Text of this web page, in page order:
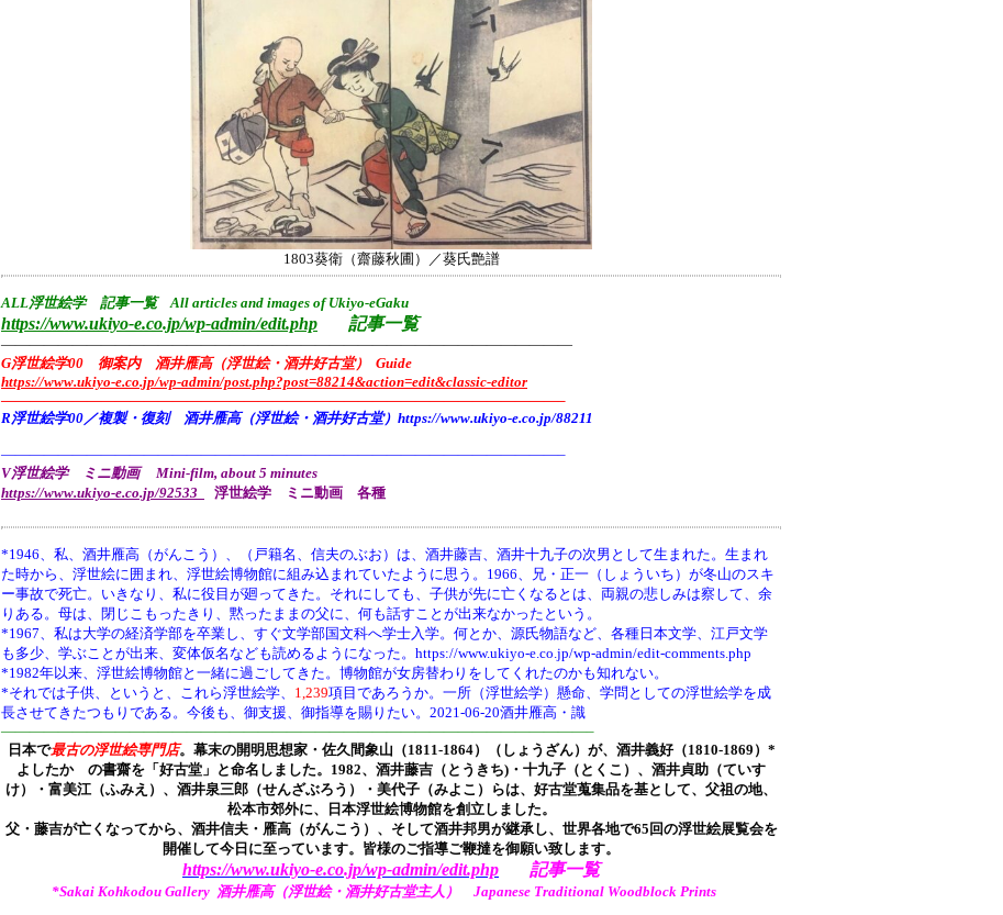
1803葵衛（齋藤秋圃）／葵氏艶譜
ALL浮世絵学 記事一覧 All articles and images of Ukiyo-eGaku
https://www.ukiyo-e.co.jp/wp-admin/edit.php 記事一覧
————————————————————————————————————————
G浮世絵学00 御案内 酒井雁高（浮世絵・酒井好古堂） Guide
https://www.ukiyo-e.co.jp/wp-admin/post.php?post=88214&action=edit&classic-editor
———————————————————————————————————————–
R浮世絵学00／複製・復刻 酒井雁高（浮世絵・酒井好古堂）https://www.ukiyo-e.co.jp/88211
———————————————————————————————————————–
V浮世絵学 ミニ動画 Mini-film, about 5 minutes
https://www.ukiyo-e.co.jp/92533
浮世絵学 ミニ動画 各種
*1946、 私、酒井雁高（がんこう）、（戸籍名、信夫のぶお）は、酒井藤吉、酒井十九子の次男として生まれた。生まれ
た時から、浮世絵に囲まれ、浮世絵博物館に組み込まれていたように思う。1966、兄・正一（しょういち）が冬山のスキ
ー事故で死亡。いきなり、私に役目が廻ってきた。それにしても、子供が先に亡くなるとは、両親の悲しみは察して、余
りある。母は、閉じこもったきり、黙ったままの父に、何も話すことが出来なかったという。
*1967、私は大学の経済学部を卒業し、すぐ文学部国文科へ学士入学。何とか、源氏物語など、各種日本文学、江戸文学
も多少、学ぶことが出来、変体仮名なども読めるようになった。https://www.ukiyo-e.co.jp/wp-admin/edit-comments.php
*1982年以来、浮世絵博物館と一緒に過ごしてきた。博物館が女房替わりをしてくれたのかも知れない。
*それでは子供、というと、これら浮世絵学、 1,239項目であろうか。一所（浮世絵学）懸命、学問としての浮世絵学を成
長させてきたつもりである。今後も、御支援、御指導を賜りたい。2021-06-20酒井雁高・識
—————————————————————————————————————————–
日本で最古の浮世絵専門店。幕末の開明思想家・ 佐久間象山（1811-1864）（しょうざん）が、酒井義好（1810-1869）*
よしたか の書齋を「好古堂」と命名しました。 1982、酒井藤吉（とうきち)・十九子（とくこ）、酒井貞助（ていす
け）・富美江（ふみえ）、酒井泉三郎（せんざぶろう）・美代子（みよこ）らは、好古堂蒐集品を基として、父祖の地、
松本市郊外に、日本浮世絵博物館を創立しました。
父・藤吉が亡くなってから、酒井信夫・雁高（がんこう）、そして酒井邦男が継承し、世界各地で65回の浮世絵展覧会を
開催して今日に至っています。皆様のご指導ご鞭撻を御願い致します。
https://www.ukiyo-e.co.jp/wp-admin/edit.php 記事一覧
*Sakai Kohkodou Gallery 酒井雁高（浮世絵・酒井好古堂主人） Japanese Traditional Woodblock Prints